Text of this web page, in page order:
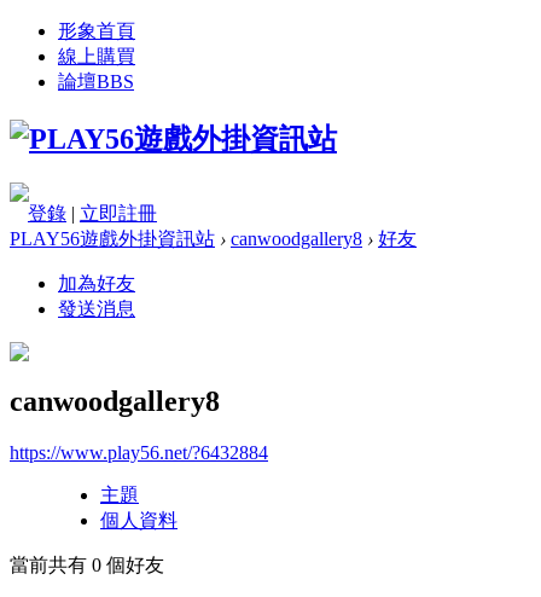
形象首頁
線上購買
論壇BBS
登錄 | 立即註冊
PLAY56遊戲外掛資訊站 › canwoodgallery8 › 好友
加為好友
發送消息
canwoodgallery8
https://www.play56.net/?6432884
主題
個人資料
當前共有 0 個好友